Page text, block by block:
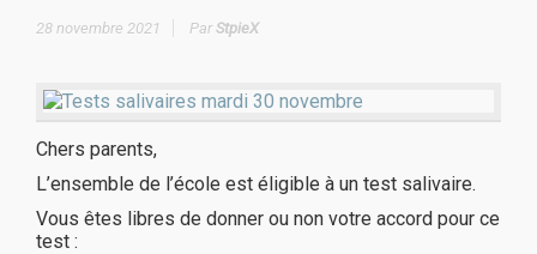
28 novembre 2021 ParStpieX
Chers parents,
L’ensemble de l’école est éligible à un test salivaire.
Vous êtes libres de donner ou non votre accord pour ce
test :